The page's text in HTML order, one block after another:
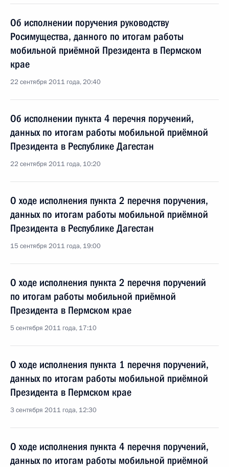
Об исполнении поручения руководству
Росимущества, данного по итогам работы
мобильной приёмной Президента в Пермском
крае
22 сентября 2011 года, 20:40
Об исполнении пункта 4 перечня поручений,
данных по итогам работы мобильной приёмной
Президента в Республике Дагестан
22 сентября 2011 года, 10:20
О ходе исполнения пункта 2 перечня поручения,
данных по итогам работы мобильной приёмной
Президента в Республике Дагестан
15 сентября 2011 года, 19:00
О ходе исполнения пункта 2 перечня поручений
по итогам работы мобильной приёмной
Президента в Пермском крае
5 сентября 2011 года, 17:10
О ходе исполнения пункта 1 перечня поручений,
данных по итогам работы мобильной приёмной
Президента в Пермском крае
3 сентября 2011 года, 12:30
О ходе исполнения пункта 4 перечня поручений,
данных по итогам работы мобильной приёмной